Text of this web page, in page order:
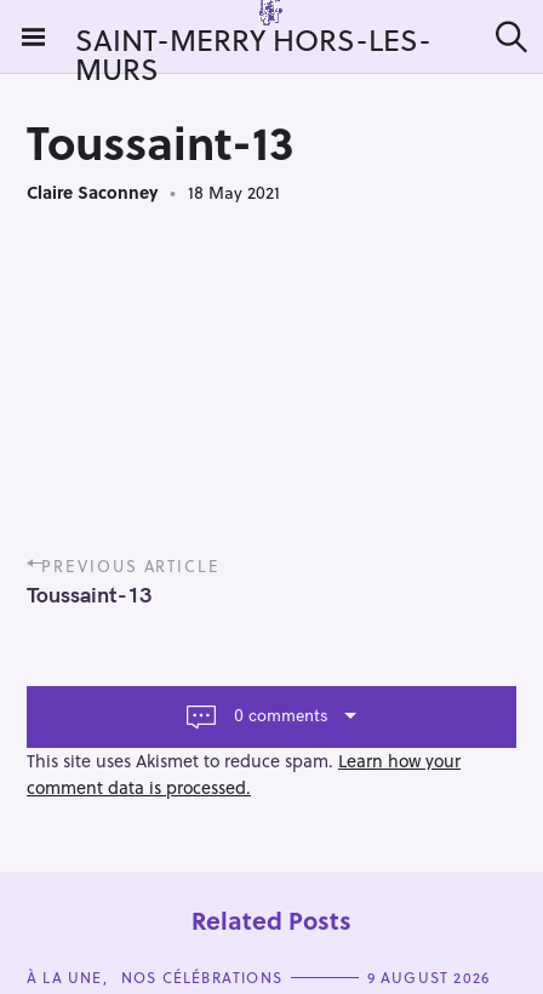
i
SAINT-MERRY HORS-LES-
MURS e
Toussaint-13
Claire Saconney 18 May 2021
P
o
s
a
g
a
t
PREVIOUS ARTICLE
Toussaint-13
0 comments
This site uses Akismet to reduce spam. Learn how your
comment data is processed.
Related Posts
C
À LA UNE NOS CÉLÉBRATIONS 9 AUGUST 2026